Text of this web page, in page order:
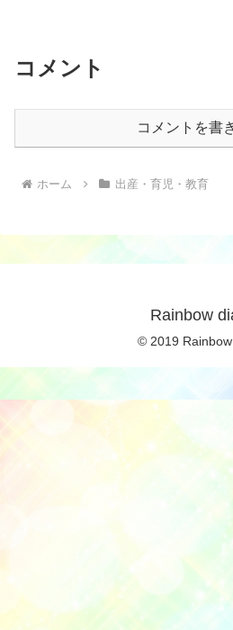
コメント
コメントを書
ホーム 出産・育児・教育
Rainbow
© 2019 Rainbow